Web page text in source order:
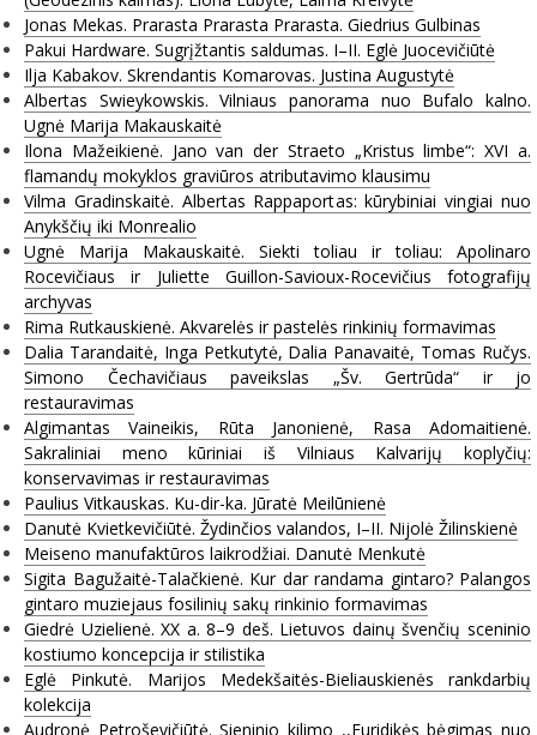
Jonas Mekas. Prarasta Prarasta Prarasta. Giedrius Gulbinas
Pakui Hardware. Sugrįžtantis saldumas. I–II. Eglė Juocevičiūtė
Ilja Kabakov. Skrendantis Komarovas. Justina Augustytė
Albertas Swieykowskis. Vilniaus panorama nuo Bufalo kalno.
Ugnė Marija Makauskaitė
Ilona Mažeikienė. Jano van der Straeto „Kristus limbe“: XVI a.
flamandų mokyklos graviūros atributavimo klausimu
Vilma Gradinskaitė. Albertas Rappaportas: kūrybiniai vingiai nuo
Anykščių iki Monrealio
Ugnė Marija Makauskaitė. Siekti toliau ir toliau: Apolinaro
Rocevičiaus ir Juliette Guillon-Savioux-Rocevičius fotografijų
archyvas
Rima Rutkauskienė. Akvarelės ir pastelės rinkinių formavimas
Dalia Tarandaitė, Inga Petkutytė, Dalia Panavaitė, Tomas Ručys.
Simono Čechavičiaus paveikslas „Šv. Gertrūda“ ir jo
restauravimas
Algimantas Vaineikis, Rūta Janonienė, Rasa Adomaitienė.
Sakraliniai meno kūriniai iš Vilniaus Kalvarijų koplyčių:
konservavimas ir restauravimas
Paulius Vitkauskas. Ku-dir-ka. Jūratė Meilūnienė
Danutė Kvietkevičiūtė. Žydinčios valandos, I–II. Nijolė Žilinskienė
Meiseno manufaktūros laikrodžiai. Danutė Menkutė
Sigita Bagužaitė-Talačkienė. Kur dar randama gintaro? Palangos
gintaro muziejaus fosilinių sakų rinkinio formavimas
Giedrė Uzielienė. XX a. 8–9 deš. Lietuvos dainų švenčių sceninio
kostiumo koncepcija ir stilistika
Eglė Pinkutė. Marijos Medekšaitės-Bieliauskienės rankdarbių
kolekcija
Audronė Petroševičiūtė. Sieninio kilimo ,,Euridikės bėgimas nuo